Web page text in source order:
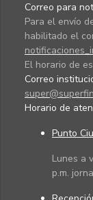
Correo para
Para el envío
habilitado el
El horario de
Correo
Horario de
Punto
Lunes a
p.m.